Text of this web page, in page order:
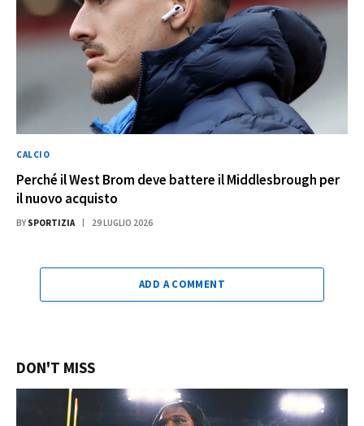
CALCIO
Perché il West Brom deve battere il Middlesbrough per
il nuovo acquisto
BY SPORTIZIA 29 LUGLIO 2026
ADD A COMMENT
DON'T MISS